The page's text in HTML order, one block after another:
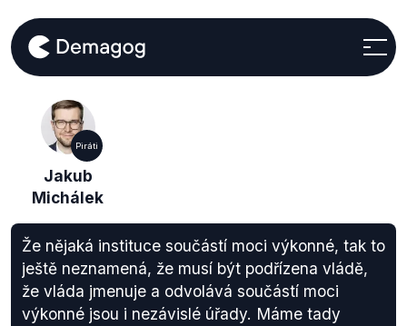
Piráti
Jakub
Michálek
Že nějaká instituce součástí moci výkonné, tak to
ještě neznamená, že musí být podřízena vládě,
že vláda jmenuje a odvolává součástí moci
výkonné jsou i nezávislé úřady. Máme tady